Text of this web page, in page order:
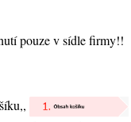
pouze v sídle firmy!!